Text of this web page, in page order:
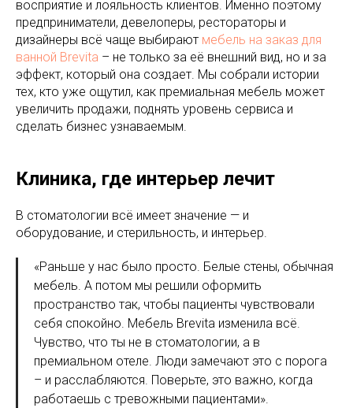
восприятие и лояльность клиентов. Именно поэтому
предприниматели, девелоперы, рестораторы и
дизайнеры всё чаще выбирают мебель на заказ для
ванной Brevita – не только за её внешний вид, но и за
эффект, который она создает. Мы собрали истории
тех, кто уже ощутил, как премиальная мебель может
увеличить продажи, поднять уровень сервиса и
сделать бизнес узнаваемым.
Клиника, где интерьер лечит
В стоматологии всё имеет значение — и
оборудование, и стерильность, и интерьер.
«Раньше у нас было просто. Белые стены, обычная
мебель. А потом мы решили оформить
пространство так, чтобы пациенты чувствовали
себя спокойно. Мебель Brevita изменила всё.
Чувство, что ты не в стоматологии, а в
премиальном отеле. Люди замечают это с порога
– и расслабляются. Поверьте, это важно, когда
работаешь с тревожными пациентами».